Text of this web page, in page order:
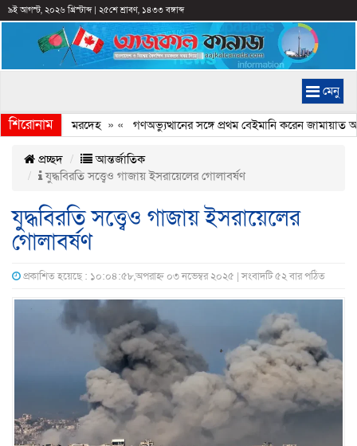
৯ই আগস্ট, ২০২৬ খ্রিস্টাব্দ| ২৫শে শ্রাবণ, ১৪৩৩ বঙ্গাব্দ
মেনু
শিরোনাম
কিশোরের মরদেহ» « গণঅভ্যুত্থানের সঙ্গে প্রথম বেইমানি করেন জামায়াত
প্রচ্ছদ
আন্তর্জাতিক
যুদ্ধবিরতি সত্ত্বেও গাজায় ইসরায়েলের গোলাবর্ষণ
যুদ্ধবিরতি সত্ত্বেও গাজায় ইসরায়েলের
গোলাবর্ষণ
প্রকাশিত হয়েছে : ১০:০৪:৫৮,অপরাহ্ন ০৩ নভেম্বর ২০২৫ | সংবাদটি ৫২ বার পঠিত